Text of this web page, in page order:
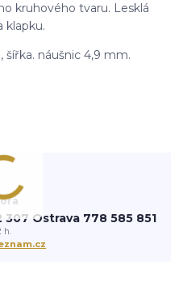
kruhového tvaru. Lesklá
klapku.
šířka. náušnic 4,9 mm.
307 Ostrava 778 585 851
h.